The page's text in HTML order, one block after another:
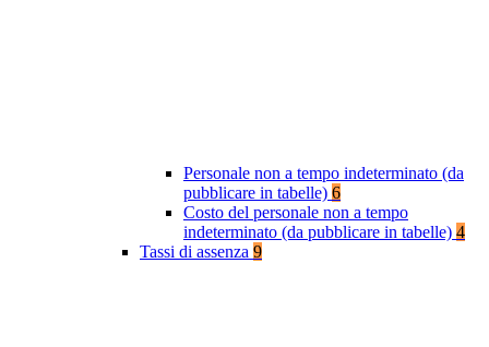
Personale non a tempo indeterminato (da
pubblicare in tabelle) 6
Costo del personale non a tempo
indeterminato (da pubblicare in tabelle) 4
Tassi di assenza 9